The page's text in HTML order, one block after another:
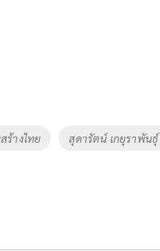
ร้างไทย สุดารัตน์ เกยุราพันธุ์